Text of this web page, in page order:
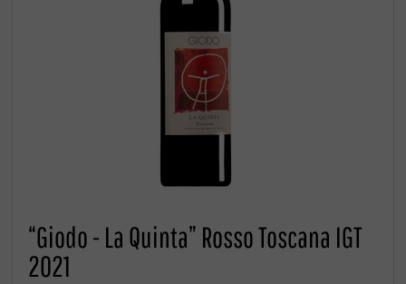
“Giodo - La Quinta” Rosso Toscana IGT
2021